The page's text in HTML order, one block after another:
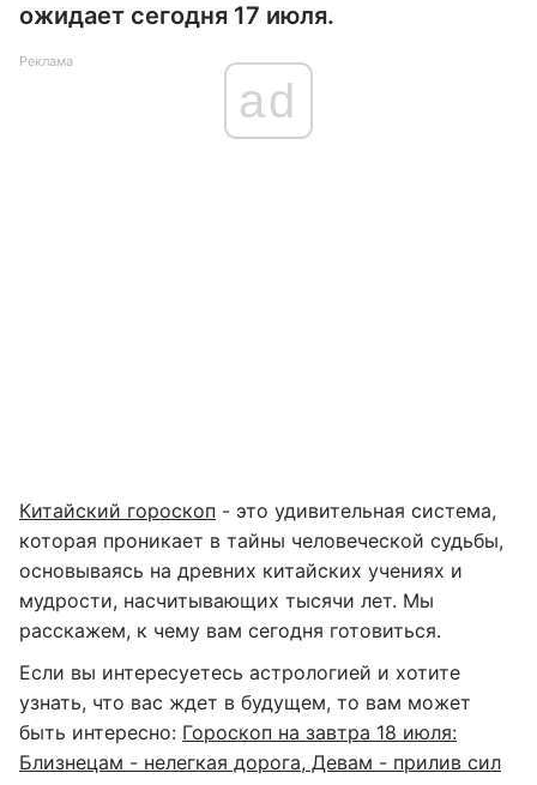
ожидает сегодня 17 июля.
Реклама
ad
Китайский гороскоп - это удивительная система,
которая проникает в тайны человеческой судьбы,
основываясь на древних китайских учениях и
мудрости, насчитывающих тысячи лет. Мы
расскажем, к чему вам сегодня готовиться.
Если вы интересуетесь астрологией и хотите
узнать, что вас ждет в будущем, то вам может
быть интересно: Гороскоп на завтра 18 июля:
Близнецам - нелегкая дорога, Девам - прилив сил